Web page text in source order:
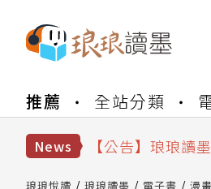
推薦 全站分類
News
【公告】琅琅讀
【公告】琅琅讀
琅琅悅讀 琅琅讀墨 電子書 漫畫